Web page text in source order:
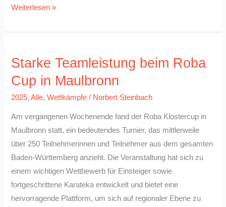
Weiterlesen »
Starke Teamleistung beim Roba
Cup in Maulbronn
2025,Alle,Wettkämpfe / Norbert Steinbach
Am vergangenen Wochenende fand der Roba Klostercup in
Maulbronn statt, ein bedeutendes Turnier, das mittlerweile
über 250 Teilnehmerinnen und Teilnehmer aus dem gesamten
Baden-Württemberg anzieht. Die Veranstaltung hat sich zu
einem wichtigen Wettbewerb für Einsteiger sowie
fortgeschrittene Karateka entwickelt und bietet eine
hervorragende Plattform, um sich auf regionaler Ebene zu
Teamleistung
beim
in
Maulbronn